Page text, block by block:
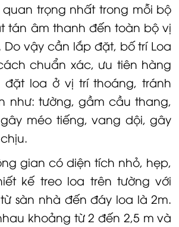
trọng nhất trong mỗi bộ
tán âm thanh đến toàn bộ vị
Do vậy cần lắp đặt, bố trí Loa
chuẩn xác, ưu tiên hàng
đặt loa ở vị trí thoáng, tránh
như: tường, gầm cầu thang,
méo tiếng, vang dội, gây
gian có diện tích nhỏ, hẹp,
kế treo loa trên tường với
sàn nhà đến đáy loa là 2m.
khoảng từ 2 đến 2,5 m và